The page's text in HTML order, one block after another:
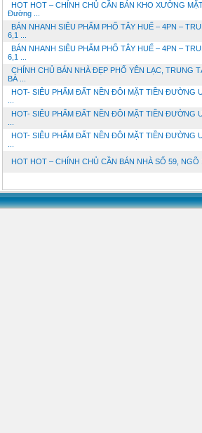
HOT HOT – CHÍNH CHỦ CẦN BÁN KHO XƯỞNG
Đường ...
BÁN NHANH SIÊU PHẨM PHỐ TÂY HUẾ – 4PN –
6,1 ...
BÁN NHANH SIÊU PHẨM PHỐ TÂY HUẾ – 4PN –
6,1 ...
CHÍNH CHỦ BÁN NHÀ ĐẸP PHỐ YÊN LẠC, TRUNG
BÀ ...
HOT- SIÊU PHẨM ĐẤT NỀN ĐÔI MẶT TIỀN ĐƯỜNG
HOT- SIÊU PHẨM ĐẤT NỀN ĐÔI MẶT TIỀN ĐƯỜNG
HOT- SIÊU PHẨM ĐẤT NỀN ĐÔI MẶT TIỀN ĐƯỜNG
HOT HOT – CHÍNH CHỦ CẦN BÁN NHÀ SỐ 59, NGÕ